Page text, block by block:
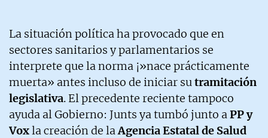
La situación política ha provocado que en
sectores sanitarios y parlamentarios se
interprete que la norma ¡»nace prácticamente
muerta» antes incluso de iniciar sutramitación
legislativa. El precedente reciente tampoco
ayuda al Gobierno: Junts ya tumbó junto aPP y
Voxla creación de laAgencia Estatal de Salud